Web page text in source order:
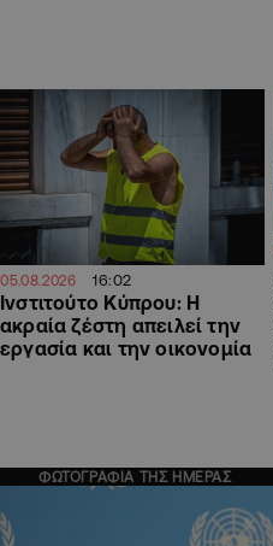
05.08.2026 16:02
Ινστιτούτο Κύπρου: Η
ακραία ζέστη απειλεί την
εργασία και την οικονομία
ΦΩΤΟΓΡΑΦΙΑ ΤΗΣ ΗΜΕΡΑΣ